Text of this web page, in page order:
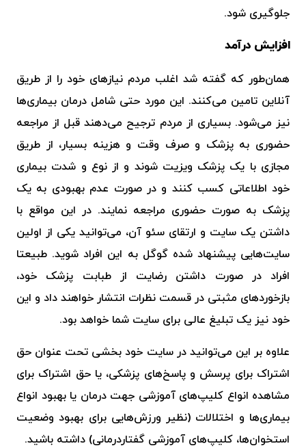
جلوگیری شود.
افزایش درآمد
همان‌طور که گفته شد اغلب مردم نیازهای خود را از طریق
آنلاین تامین می‌کنند‌. این مورد حتی شامل درمان بیماری‌ها
نیز می‌شود. بسیاری از مردم ترجیح می‌دهند قبل از مراجعه
حضوری به پزشک و صرف وقت و هزینه بسیار، از طریق
مجازی با یک پزشک ویزیت شوند و از نوع و شدت بیماری
خود اطلاعاتی کسب کنند و در صورت عدم بهبودی به یک
پزشک به صورت حضوری مراجعه نمایند. در این مواقع با
داشتن یک سایت و ارتقای سئو آن، می‌توانید یکی از اولین
سایت‌هایی پیشنهاد شده گوگل به این افراد شوید. طبیعتا
افراد در صورت داشتن رضایت از طبابت پزشک خود،
بازخوردهای مثبتی در قسمت نظرات انتشار خواهند داد و این
خود نیز یک تبلیغ عالی برای سایت شما خواهد بود.
علاوه بر این می‌توانید در سایت خود بخشی تحت عنوان حق
اشتراک برای پرسش و پاسخ‌های پزشکی، یا حق اشتراک برای
مشاهده انواع کلیپ‌های آموزشی جهت درمان یا بهبود انواع
بیماری‌ها و اختلالات (نظیر ورزش‌هایی برای بهبود وضعیت
استخوان‌ها، کلیپ‌های آموزشی گفتاردرمانی) داشته باشید.